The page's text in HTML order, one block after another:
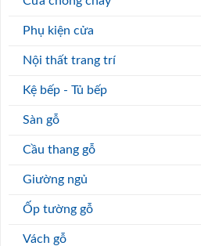
Phụ kiện cửa
Nội thất trang trí
Kệ bếp - Tủ bếp
Sàn gỗ
Cầu thang gỗ
Giường ngủ
Ốp tường gỗ
Vách gỗ